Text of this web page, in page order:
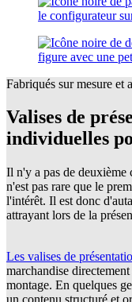
Fabriqués sur mesure et
Valises de
individuelles
Il n'y a pas de deuxième
n'est pas rare que le
l'intérêt. Il est donc
attrayant lors de la
Les valises de
marchandise
montage. En quelques